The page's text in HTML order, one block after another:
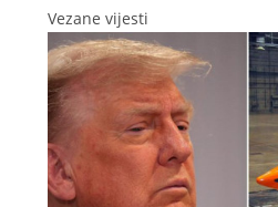
Vezane vijesti